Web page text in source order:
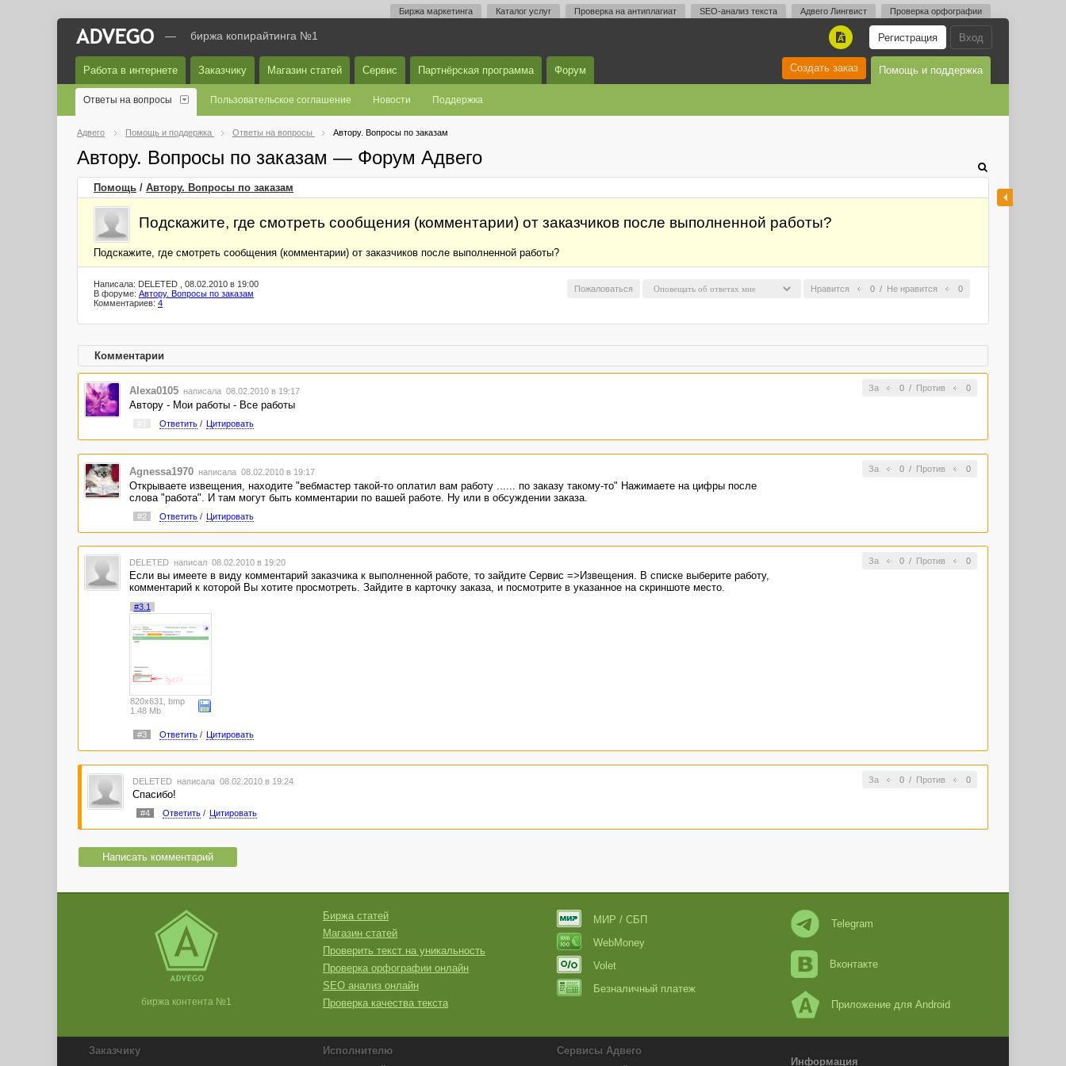
Биржа маркетинга Каталог услуг Проверка на антиплагиат SEO-анализ текста Адвего Лингвист Проверка орфографии
Вход
Регистрация
A
— биржа копирайтинга №1
Работа в интернете Заказчику Магазин статей Сервис Партнёрская программа Форум Помощь и поддержка
Создать заказ
Ответы на вопросы Пользовательское соглашение Новости Поддержка
Адвего Помощь и поддержка Ответы на вопросы Автору. Вопросы по заказам
Автору. Вопросы по заказам — Форум Адвего
Помощь / Автору. Вопросы по заказам
Подскажите, где смотреть сообщения (комментарии) от заказчиков после выполненной работы?
Подскажите, где смотреть сообщения (комментарии) от заказчиков после выполненной работы?
Нравится 0 / Не нравится 0
Пожаловаться
Написала: DELETED , 08.02.2010 в 19:00
В форуме: Автору. Вопросы по заказам
Комментариев: 4
Комментарии
За 0/ Против 0
Alexa0105 написала 08.02.2010 в 19:17
Автору - Мои работы - Все работы
Ответить/ Цитировать
За 0/ Против 0
Agnessa1970 написала 08.02.2010 в 19:17
Открываете извещения, находите "вебмастер такой-то оплатил вам работу ...... по заказу такому-то" Нажимаете на цифры после
слова "работа". И там могут быть комментарии по вашей работе. Ну или в обсуждении заказа.
#2 Ответить/ Цитировать
За 0/ Против 0
DELETED написал 08.02.2010 в 19:20
Если вы имеете в виду комментарий заказчика к выполненной работе, то зайдите Сервис =>Извещения. В списке выберите работу,
комментарий к которой Вы хотите просмотреть. Зайдите в карточку заказа, и посмотрите в указанное на скриншоте место.
#3.1
820x631, bmp
1.48 Mb
#3 Ответить/ Цитировать
За 0/ Против 0
DELETED написала 08.02.2010 в 19:24
Спасибо!
#4 Ответить/ Цитировать
Написать комментарий
биржа контента №1
Биржа статей
Магазин статей
Проверить текст на уникальность
Проверка орфографии онлайн
SEO анализ онлайн
Проверка качества текста
МИР / СБП
WebMoney
Volet
Безналичный платеж
Telegram
Вконтакте
Приложение для Android
Заказчику Исполнителю Сервисы Адвего
Информация